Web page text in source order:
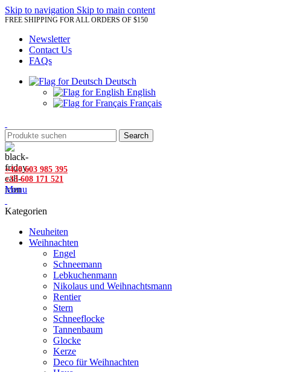
Skip to navigation Skip to main content
FREE SHIPPING FOR ALL ORDERS OF $150
Newsletter
Contact Us
FAQs
Deutsch
English
Français
Search
+420 603 985 395
+33 608 171 521
Menu
Kategorien
Neuheiten
Weihnachten
Engel
Schneemann
Lebkuchenmann
Nikolaus und Weihnachtsmann
Rentier
Stern
Schneeflocke
Tannenbaum
Glocke
Kerze
Deco für Weihnachten